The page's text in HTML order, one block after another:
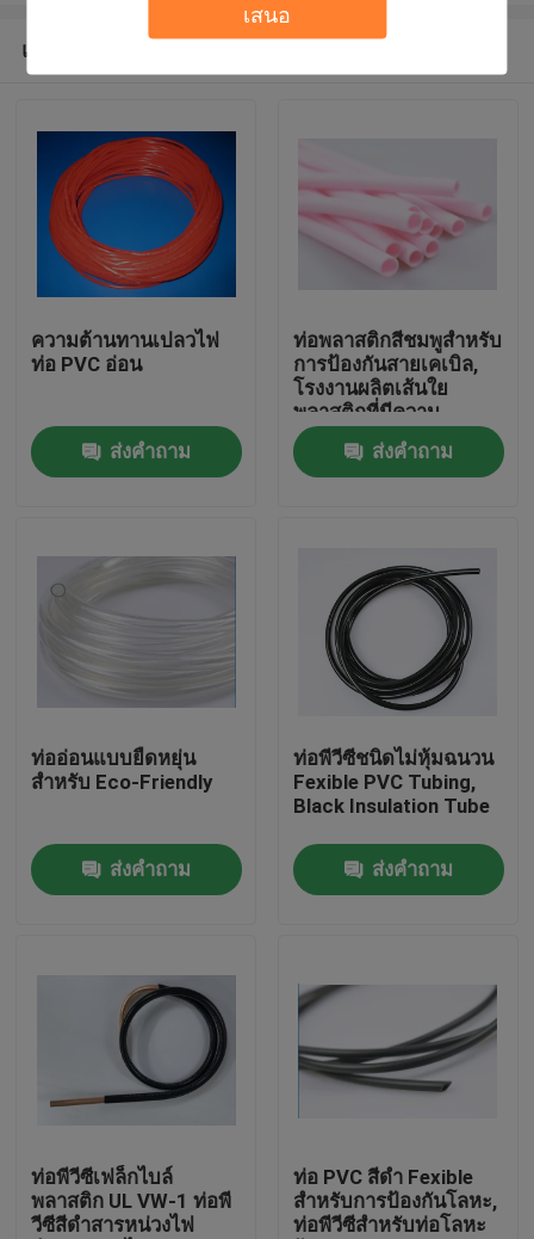
เสนอ
สินค้า
เกี่ยวกับเรา
ทัวร์โรงงาน
ควบคุมคุณภาพ
ขอใบเสนอราคา
ท่อพีวีซียืดหยุ่น
ท่ออ่อนลูกฟูก
แนะนำผลิตภัณฑ์
ความต้านทานเปลวไฟ
ท่อ PVC อ่อน
ส่งคำถาม
ท่อพลาสติกสีชมพูสำหรับ
การป้องกันสายเคเบิล,
โรงงานผลิตเส้นใย
พลาสติกที่มีความ
ยืดหยุ่น
ส่งคำถาม
ท่ออ่อนแบบยืดหยุ่น
สำหรับ Eco-Friendly
ส่งคำถาม
ท่อพีวีซีชนิดไม่หุ้มฉนวน
Fexible PVC Tubing,
Black Insulation Tube
ส่งคำถาม
ท่อพีวีซีเฟล็กไบล์
พลาสติก UL VW-1 ท่อพี
วีซีสีดำสารหน่วงไฟ
ท่อ PVC สีดำ Fexible
สำหรับการป้องกันโลหะ,
ท่อพีวีซีสำหรับท่อโลหะ